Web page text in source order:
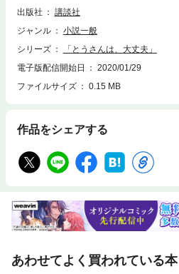
出版社
講談社
ジャンル
小説一般
シリーズ
「とうさんは、大丈夫」
電子版配信開始日
2020/01/29
ファイルサイズ
0.15 MB
作品をシェアする
あわせてよく買われている本